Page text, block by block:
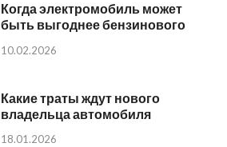
Когда электромобиль может
быть выгоднее бензинового
10.02.2026
Какие траты ждут нового
владельца автомобиля
18.01.2026